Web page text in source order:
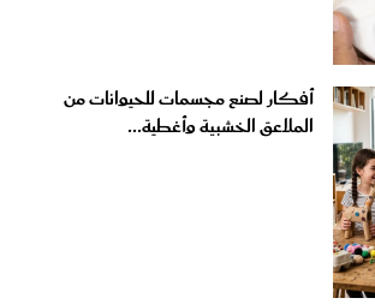
أفكار لصنع مجسمات للحيوانات من
الملاعق الخشبية وأغطية...